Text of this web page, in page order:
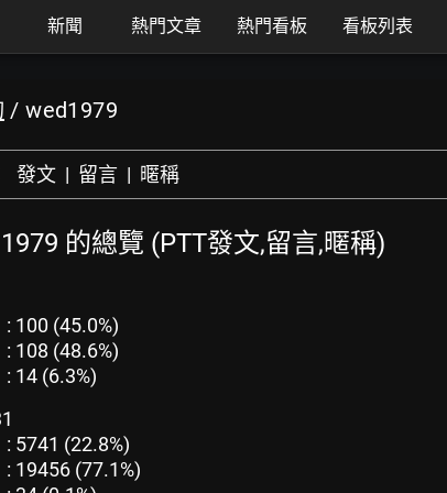
新聞 熱門文章 熱門看板 看板列表
/ wed1979
發文 | 留言 | 暱稱
的總覽 (PTT發文,留言,暱稱)
100 (45.0%)
108 (48.6%)
14 (6.3%)
5741 (22.8%)
19456 (77.1%)